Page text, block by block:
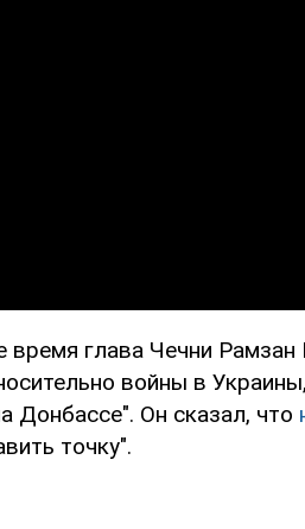
время глава Чечни
войны в
Донбассе". Он сказал, что
точку".